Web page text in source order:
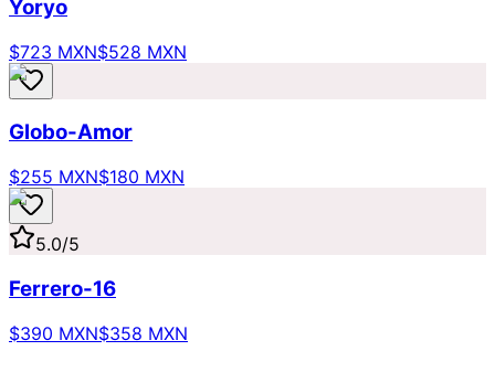
Yoryo
$723 MXN$528 MXN
Globo-Amor
$255 MXN$180 MXN
5.0/5
Ferrero-16
$390 MXN$358 MXN